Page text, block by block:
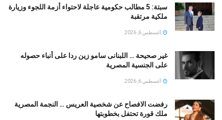
سبتة: 5 مطالب حكومية عاجلة لاحتواء أزمة اللجوء وزيارة
ملكية مرتقبة
أغسطس 6, 2026
غير صحيحة … اللبنانى سامو زين ردا على أنباء حصوله
على الجنسية المصرية
أغسطس 6, 2026
رفضت الافصاح عن شخصية العريس … النجمة المصرية
ملك قورة تحتفل بخطوبتها